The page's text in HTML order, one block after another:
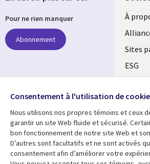
À
Sites
ESG
Salle
Ressources
Pour ne rien manquer
Abonnement
Suivez-nous
Social
Media
Global
FR
Consentement à l'utilisation de
Nous utilisons nos propres témoins et ceux
garantir un site Web fluide et sécurisé.
bon fonctionnement de notre site Web et
D’autres sont facultatifs et ne sont activés
consentement afin d’améliorer votre